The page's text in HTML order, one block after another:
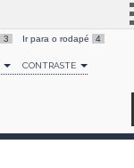
Simplifique!
Comunica BR
3 Ir para o rodapé 4
CONTRASTE